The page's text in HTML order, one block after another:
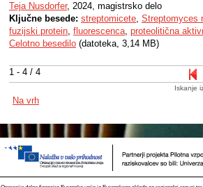
1 - 4 / 4
Teja Nusdorfer, 2024, magistrsko delo
Ključne besede: streptomicete, Streptomyces
fuzijski protein, fluorescenca, proteolitična
Celotno besedilo (datoteka, 3,14 MB)
Iskanje
Na vrh